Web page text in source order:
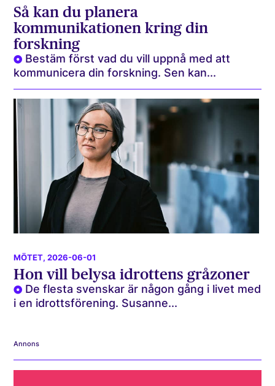
Så kan du planera
kommunikationen kring din
forskning
Bestäm först vad du vill uppnå med att
kommunicera din forskning. Sen kan...
MÖTET, 2026-06-01
Hon vill belysa idrottens gråzoner
De flesta svenskar är någon gång i livet med
i en idrottsförening. Susanne...
Annons